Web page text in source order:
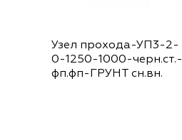
Узел прохода-УП3-2-
0-1250-1000-черн.ст.-
фп.фп-ГРУНТ сн.вн.